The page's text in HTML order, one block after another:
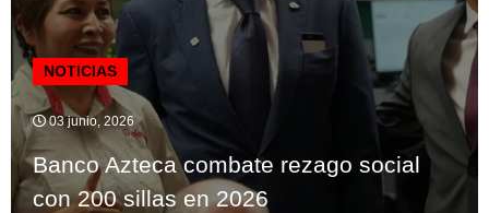
NOTICIAS
03 junio, 2026
Banco Azteca combate rezago social
con 200 sillas en 2026